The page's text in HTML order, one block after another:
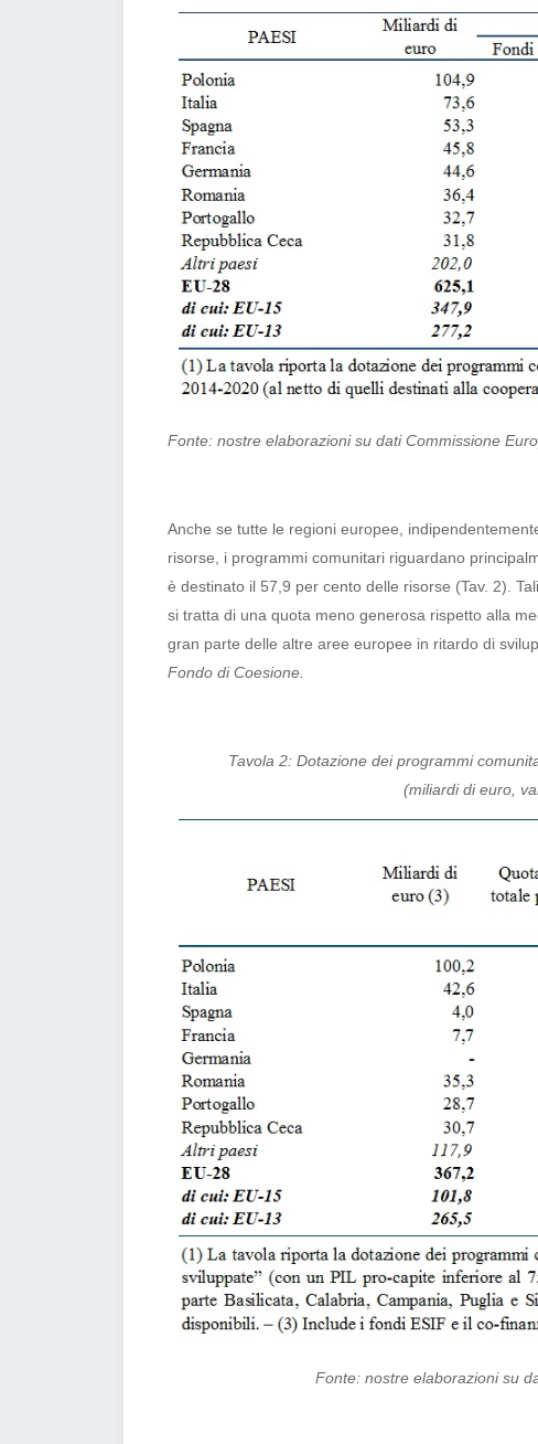
Fonte: nostre elaborazioni su dati Commissione
Anche se tutte le regioni europee,
risorse, i programmi comunitari riguardano
è destinato il 57,9 per cento delle risorse (Tav. 2).
si tratta di una quota meno generosa rispetto alla
gran parte delle altre aree europee in ritardo di
Fondo di Coesione.
Tavola 2: Dotazione dei programmi
(miliardi di euro,
Fonte: nostre elaborazioni su